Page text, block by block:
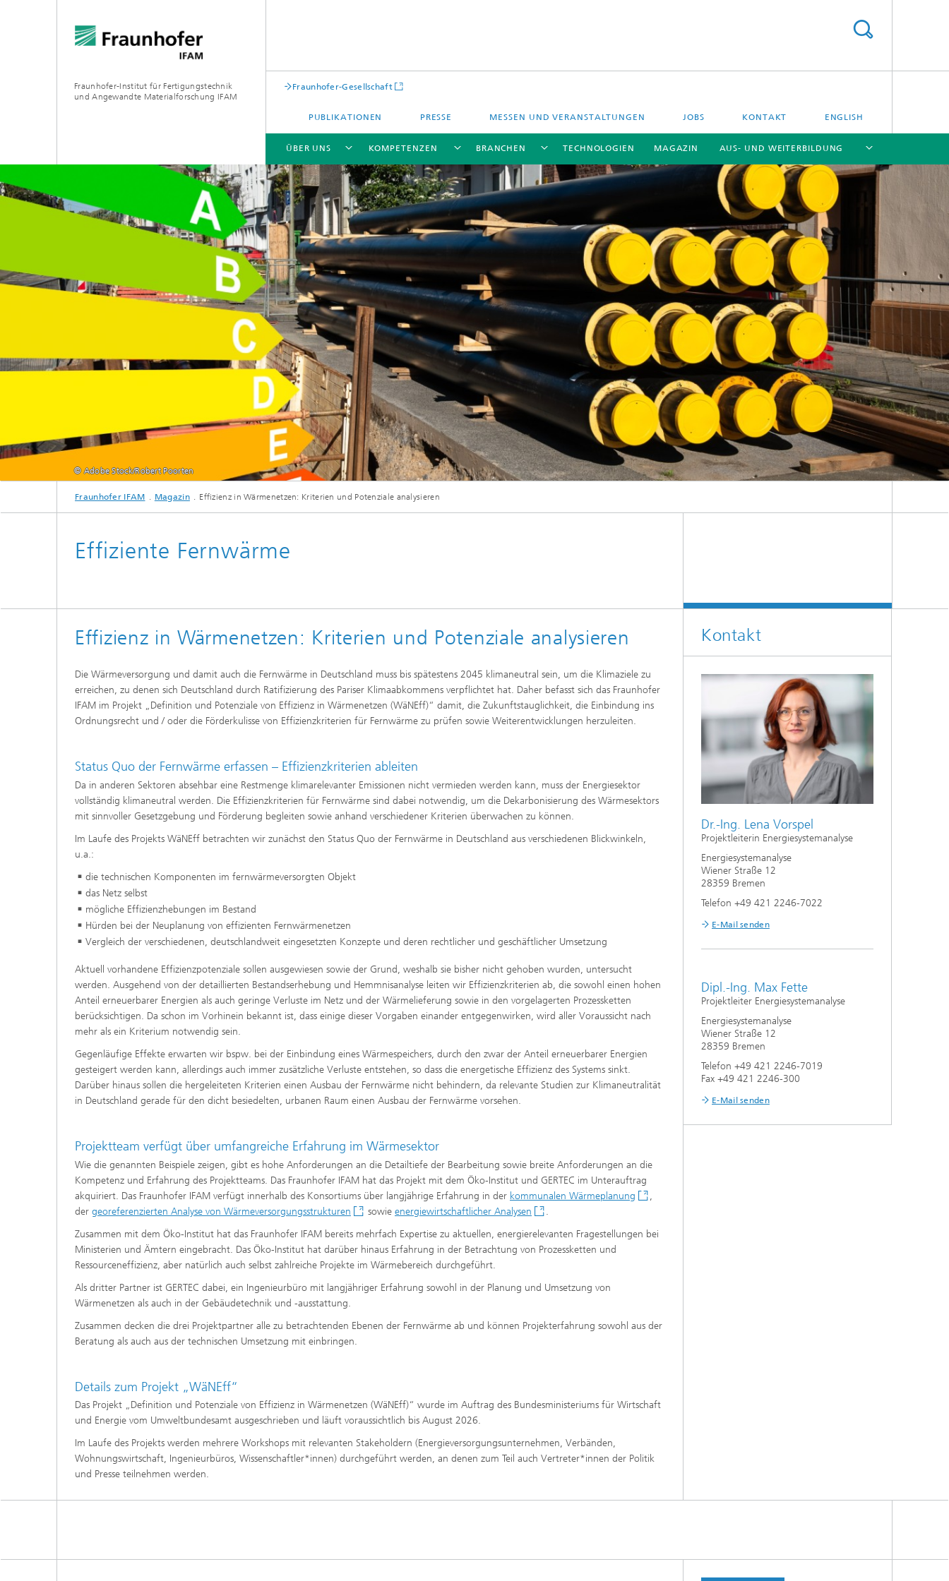
Fraunhofer-Institut für Fertigungstechnik
und Angewandte Materialforschung IFAM
Fraunhofer-Gesellschaft
PUBLIKATIONEN PRESSE MESSEN UND VERANSTALTUNGEN JOBS KONTAKT ENGLISH
ÜBER UNS
[X]
Kooperationen und Netzwerke
KOMPETENZEN
[X]
BRANCHEN
[X]
TECHNOLOGIEN MAGAZIN AUS- UND WEITERBILDUNG
[X]
AUS- UND WEITERBILDUNG
© Adobe Stock/Robert Poorten
Fraunhofer IFAM Magazin Effizienz in Wärmenetzen: Kriterien und Potenziale analysieren
Effiziente Fernwärme
Effizienz in Wärmenetzen: Kriterien und Potenziale analysieren
Die Wärmeversorgung und damit auch die Fernwärme in Deutschland muss bis spätestens 2045 klimaneutral sein, um die Klimaziele zu
erreichen, zu denen sich Deutschland durch Ratifizierung des Pariser Klimaabkommens verpflichtet hat. Daher befasst sich das Fraunhofer
IFAM im Projekt „Definition und Potenziale von Effizienz in Wärmenetzen (WäNEff)“ damit, die Zukunftstauglichkeit, die Einbindung ins
Ordnungsrecht und / oder die Förderkulisse von Effizienzkriterien für Fernwärme zu prüfen sowie Weiterentwicklungen herzuleiten.
Status Quo der Fernwärme erfassen – Effizienzkriterien ableiten
Da in anderen Sektoren absehbar eine Restmenge klimarelevanter Emissionen nicht vermieden werden kann, muss der Energiesektor
vollständig klimaneutral werden. Die Effizienzkriterien für Fernwärme sind dabei notwendig, um die Dekarbonisierung des Wärmesektors
mit sinnvoller Gesetzgebung und Förderung begleiten sowie anhand verschiedener Kriterien überwachen zu können.
Im Laufe des Projekts WäNEff betrachten wir zunächst den Status Quo der Fernwärme in Deutschland aus verschiedenen Blickwinkeln,
u.a.:
die technischen Komponenten im fernwärmeversorgten Objekt
das Netz selbst
mögliche Effizienzhebungen im Bestand
Hürden bei der Neuplanung von effizienten Fernwärmenetzen
Vergleich der verschiedenen, deutschlandweit eingesetzten Konzepte und deren rechtlicher und geschäftlicher Umsetzung
Aktuell vorhandene Effizienzpotenziale sollen ausgewiesen sowie der Grund, weshalb sie bisher nicht gehoben wurden, untersucht
werden. Ausgehend von der detaillierten Bestandserhebung und Hemmnisanalyse leiten wir Effizienzkriterien ab, die sowohl einen hohen
Anteil erneuerbarer Energien als auch geringe Verluste im Netz und der Wärmelieferung sowie in den vorgelagerten Prozessketten
berücksichtigen. Da schon im Vorhinein bekannt ist, dass einige dieser Vorgaben einander entgegenwirken, wird aller Voraussicht nach
mehr als ein Kriterium notwendig sein.
Gegenläufige Effekte erwarten wir bspw. bei der Einbindung eines Wärmespeichers, durch den zwar der Anteil erneuerbarer Energien
gesteigert werden kann, allerdings auch immer zusätzliche Verluste entstehen, so dass die energetische Effizienz des Systems sinkt.
Darüber hinaus sollen die hergeleiteten Kriterien einen Ausbau der Fernwärme nicht behindern, da relevante Studien zur Klimaneutralität
in Deutschland gerade für den dicht besiedelten, urbanen Raum einen Ausbau der Fernwärme vorsehen.
Projektteam verfügt über umfangreiche Erfahrung im Wärmesektor
Wie die genannten Beispiele zeigen, gibt es hohe Anforderungen an die Detailtiefe der Bearbeitung sowie breite Anforderungen an die
Kompetenz und Erfahrung des Projektteams. Das Fraunhofer IFAM hat das Projekt mit dem Öko-Institut und GERTEC im Unterauftrag
akquiriert. Das Fraunhofer IFAM verfügt innerhalb des Konsortiums über langjährige Erfahrung in der kommunalen Wärmeplanung
,
der georeferenzierten Analyse von Wärmeversorgungsstrukturen sowie energiewirtschaftlicher Analysen
.
Zusammen mit dem Öko-Institut hat das Fraunhofer IFAM bereits mehrfach Expertise zu aktuellen, energierelevanten Fragestellungen bei
Ministerien und Ämtern eingebracht. Das Öko-Institut hat darüber hinaus Erfahrung in der Betrachtung von Prozessketten und
Ressourceneffizienz, aber natürlich auch selbst zahlreiche Projekte im Wärmebereich durchgeführt.
Als dritter Partner ist GERTEC dabei, ein Ingenieurbüro mit langjähriger Erfahrung sowohl in der Planung und Umsetzung von
Wärmenetzen als auch in der Gebäudetechnik und -ausstattung.
Zusammen decken die drei Projektpartner alle zu betrachtenden Ebenen der Fernwärme ab und können Projekterfahrung sowohl aus der
Beratung als auch aus der technischen Umsetzung mit einbringen.
Details zum Projekt „WäNEff“
Das Projekt „Definition und Potenziale von Effizienz in Wärmenetzen (WäNEff)“ wurde im Auftrag des Bundesministeriums für Wirtschaft
und Energie vom Umweltbundesamt ausgeschrieben und läuft voraussichtlich bis August 2026.
Im Laufe des Projekts werden mehrere Workshops mit relevanten Stakeholdern (Energieversorgungsunternehmen, Verbänden,
Wohnungswirtschaft, Ingenieurbüros, Wissenschaftler*innen) durchgeführt werden, an denen zum Teil auch Vertreter*innen der Politik
und Presse teilnehmen werden.
Kontakt
Dr.-Ing. Lena Vorspel
Projektleiterin Energiesystemanalyse
Energiesystemanalyse
Wiener Straße 12
28359 Bremen
Telefon +49 421 2246-7022
E-Mail senden
Dipl.-Ing. Max Fette
Projektleiter Energiesystemanalyse
Energiesystemanalyse
Wiener Straße 12
28359 Bremen
Telefon +49 421 2246-7019
Fax +49 421 2246-300
E-Mail senden